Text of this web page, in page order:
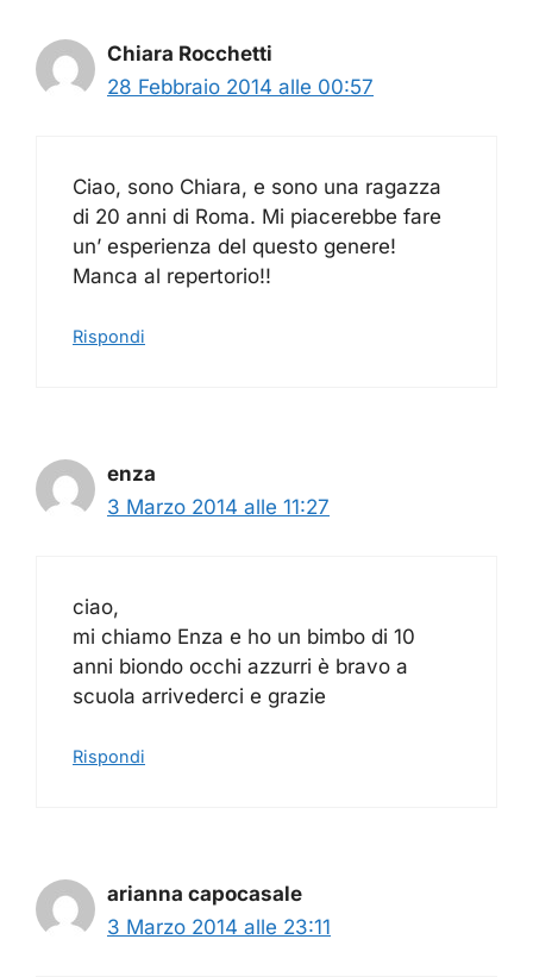
Chiara Rocchetti
28 Febbraio 2014 alle 00:57
Ciao, sono Chiara, e sono una ragazza
di 20 anni di Roma. Mi piacerebbe fare
un’ esperienza del questo genere!
Manca al repertorio!!
Rispondi
enza
3 Marzo 2014 alle 11:27
ciao,
mi chiamo Enza e ho un bimbo di 10
anni biondo occhi azzurri è bravo a
scuola arrivederci e grazie
Rispondi
arianna capocasale
3 Marzo 2014 alle 23:11